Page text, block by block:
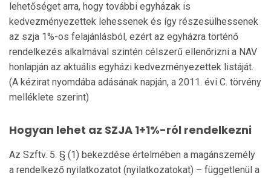
lehetőséget arra, hogy további egyházak is
kedvezményezettek lehessenek és így részesülhessenek
az szja 1%-os felajánlásból, ezért az egyházra történő
rendelkezés alkalmával szintén célszerű ellenőrizni a NAV
honlapján az aktuális egyházi kedvezményezettek listáját.
(A kézirat nyomdába adásának napján, a 2011. évi C. törvény
melléklete szerint)
Hogyan lehet az SZJA 1+1%-ról rendelkezni
Az Szftv. 5. § (1) bekezdése értelmében a magánszemély
a rendelkező nyilatkozatot (nyilatkozatokat) – függetlenül a